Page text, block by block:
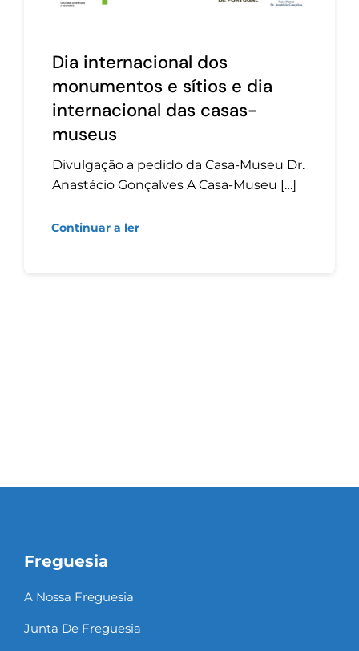
Dia internacional dos
monumentos e sítios e dia
internacional das casas-
museus
Divulgação a pedido da Casa-Museu Dr.
Anastácio Gonçalves A Casa-Museu […]
Continuar a ler
Freguesia
A Nossa Freguesia
Junta De Freguesia